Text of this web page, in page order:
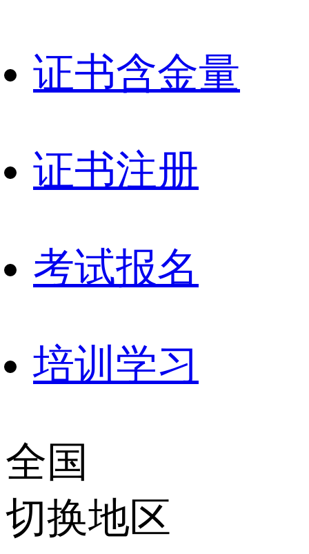
证书含金量
证书注册
考试报名
培训学习
全国
切换地区